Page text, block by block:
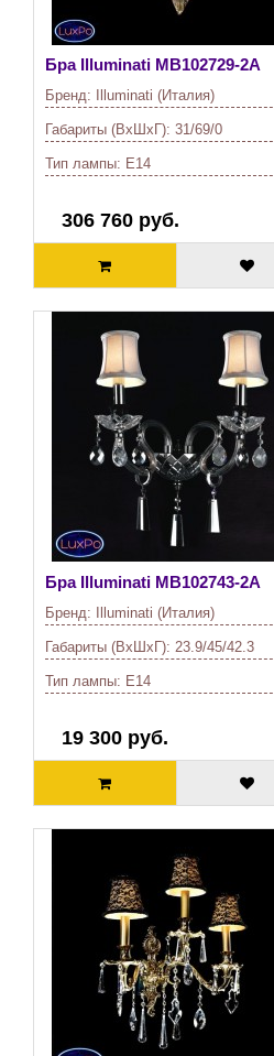
Бра Illuminati MB102729-2A
Бренд: Illuminati (Италия)
Габариты (ВхШхГ): 31/69/0
Тип лампы: E14
306 760 руб.
Бра Illuminati MB102743-2A
Бренд: Illuminati (Италия)
Габариты (ВхШхГ): 23.9/45/42.3
Тип лампы: E14
19 300 руб.